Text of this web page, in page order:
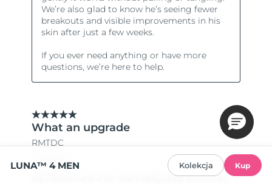
LUNA™ 4 MEN Kolekcja Kup